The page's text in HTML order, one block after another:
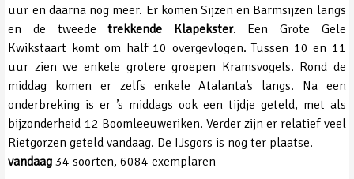
uur en daarna nog meer. Er komen Sijzen en Barmsijzen langs
en de tweedetrekkende Klapekster. Een Grote Gele
Kwikstaart komt om half 10 overgevlogen. Tussen 10 en 11
uur zien we enkele grotere groepen Kramsvogels. Rond de
middag komen er zelfs enkele Atalanta’s langs. Na een
onderbreking is er ’s middags ook een tijdje geteld, met als
bijzonderheid 12 Boomleeuweriken. Verder zijn er relatief veel
Rietgorzen geteld vandaag. De IJsgors is nog ter plaatse.
vandaag 34 soorten, 6084 exemplaren